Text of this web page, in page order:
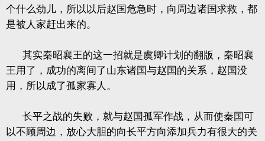
个什么劲儿，所以以后赵国危急时，向周边诸国求救，都
是被人家赶出来的。
其实秦昭襄王的这一招就是虞卿计划的翻版，秦昭襄
王用了，成功的离间了山东诸国与赵国的关系，赵国没
用，所以成了孤家寡人。
长平之战的失败，就与赵国孤军作战，从而使秦国可
以不顾周边，放心大胆的向长平方向添加兵力有很大的关